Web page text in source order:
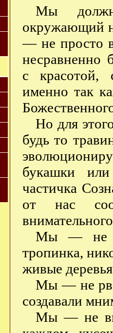
Мы
окружающий
— не просто
несравненно
с красотой,
именно так
Но для
будь то
букашки или
частичка
от нас
Мы — не
тропинка,
живые
Мы — не
создавали
Мы — не